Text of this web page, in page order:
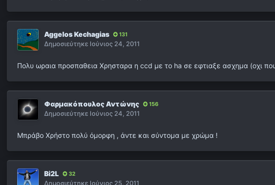
Aggelos Kechagias 131
Δημοσιεύτηκε Ιούνιος 24, 2011
Πολυ ωραια προσπαθεια Χρησταρα η ccd με το ha σε εφτιαξε ασχημα (οχι
Φαρμακόπουλος Αντώνης 156
Δημοσιεύτηκε Ιούνιος 24, 2011
Μπράβο Χρήστο πολύ όμορφη , άντε και σύντομα με χρώμα !
Bi2L 32
Δημοσιεύτηκε Ιούνιος 25, 2011